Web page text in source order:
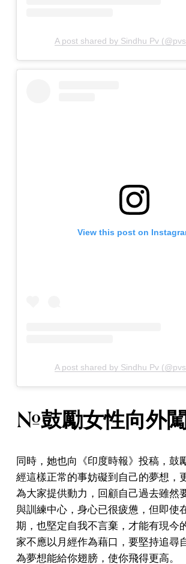
A post shared by Sindhu Pv
View this post on
A post shared by Sindhu Pv
#鼓勵女性向外闖
同時，她也向《印度時報》投稿，鼓
經這樣正常的事妨礙到自己的夢想，
為大家提供動力，回顧自己過去雖然
與訓練中心，身心已很疲憊，但即使
期，也堅定自我不言棄，才能有現今
家不應以月經作為藉口，要堅持追尋
為夢想能給你翅膀，使你飛得更高。